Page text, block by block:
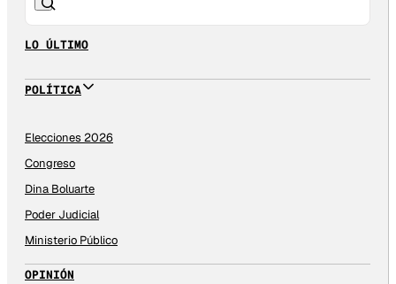
LO ÚLTIMO
POLÍTICA
Elecciones 2026
Congreso
Dina Boluarte
Poder Judicial
Ministerio Público
OPINIÓN